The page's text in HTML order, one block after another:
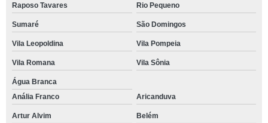
Raposo Tavares Rio Pequeno
Sumaré São Domingos
Vila Leopoldina Vila Pompeia
Vila Romana Vila Sônia
Água Branca
Anália Franco
Aricanduva
Artur Alvim Belém